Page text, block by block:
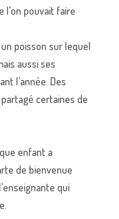
l’on pouvait faire
poisson sur lequel
aussi ses
l’année. Des
certaines de
enfant a
de bienvenue
qui